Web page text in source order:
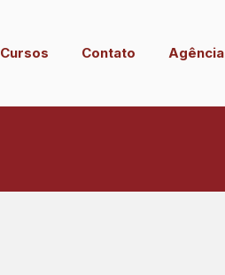
Cursos Contato Agência